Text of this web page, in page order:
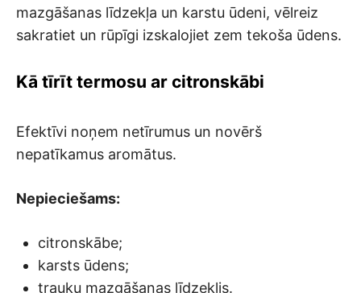
mazgāšanas līdzekļa un karstu ūdeni, vēlreiz
sakratiet un rūpīgi izskalojiet zem tekoša ūdens.
Kā tīrīt termosu ar citronskābi
Efektīvi noņem netīrumus un novērš
nepatīkamus aromātus.
Nepieciešams:
citronskābe;
karsts ūdens;
trauku mazgāšanas līdzeklis.